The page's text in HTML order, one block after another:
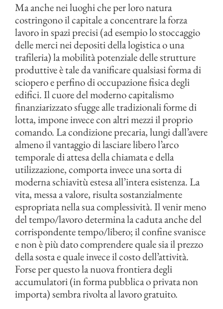
Ma anche nei luoghi che per loro natura
costringono il capitale a concentrare la forza
lavoro in spazi precisi (ad esempio lo stoccaggio
delle merci nei depositi della logistica o una
trafileria) la mobilità potenziale delle strutture
produttive è tale da vanificare qualsiasi forma di
sciopero e perfino di occupazione fisica degli
edifici. Il cuore del moderno capitalismo
finanziarizzato sfugge alle tradizionali forme di
lotta, impone invece con altri mezzi il proprio
comando. La condizione precaria, lungi dall’avere
almeno il vantaggio di lasciare libero l’arco
temporale di attesa della chiamata e della
utilizzazione, comporta invece una sorta di
moderna schiavitù estesa all’intera esistenza. La
vita, messa a valore, risulta sostanzialmente
espropriata nella sua complessività. Il venir meno
del tempo/lavoro determina la caduta anche del
corrispondente tempo/libero; il confine svanisce
e non è più dato comprendere quale sia il prezzo
della sosta e quale invece il costo dell’attività.
Forse per questo la nuova frontiera degli
accumulatori (in forma pubblica o privata non
importa) sembra rivolta al lavoro gratuito.